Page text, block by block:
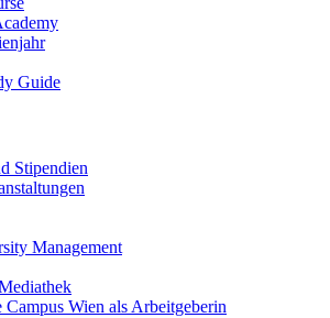
Guide
Stipendien
Management
Wien als Arbeitgeberin